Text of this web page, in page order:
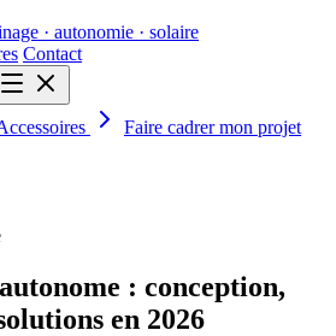
· autonomie · solaire
Contact
Faire cadrer mon projet
: conception,
en 2026